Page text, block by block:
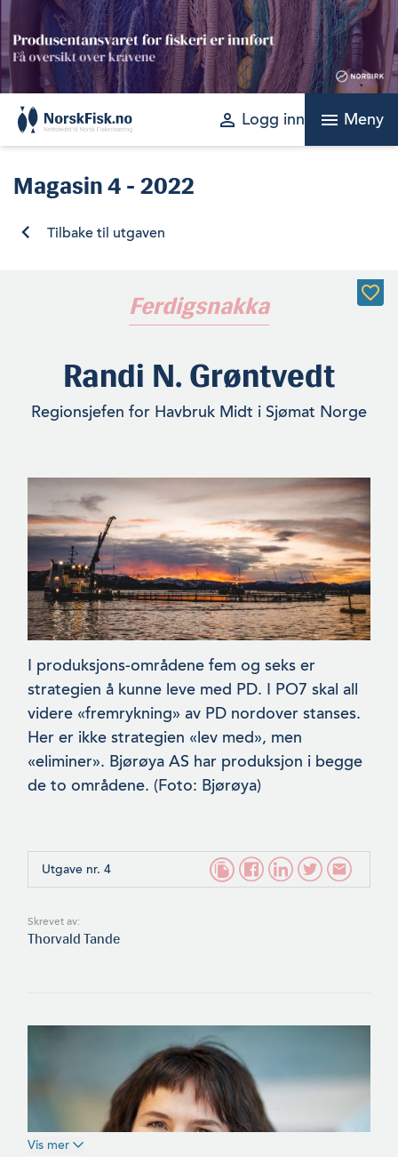
Skip
to
content
perm_identity Logg inn menu Meny
Magasin4 - 2022
Tilbake til utgaven
Ferdigsnakka
Randi N. Grøntvedt
Regionsjefen for Havbruk Midt i Sjømat Norge
I produksjons-områdene fem og seks er
strategien å kunne leve med PD. I PO7 skal all
videre «fremrykning» av PD nordover stanses.
Her er ikke strategien «lev med», men
«eliminer». Bjørøya AS har produksjon i begge
de to områdene. (Foto: Bjørøya)
Utgave nr. 4
Skrevet av:
Thorvald Tande
Vis mer